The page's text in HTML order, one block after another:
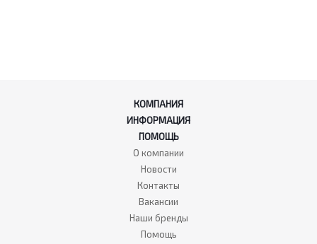
КОМПАНИЯ
ИНФОРМАЦИЯ
ПОМОЩЬ
О компании
Новости
Контакты
Вакансии
Наши бренды
Помощь